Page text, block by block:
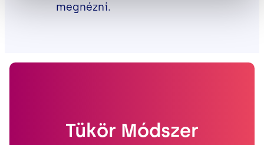
megnézni.
Tükör Módszer